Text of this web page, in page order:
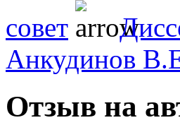
совет
Анкудинов
Отзыв на